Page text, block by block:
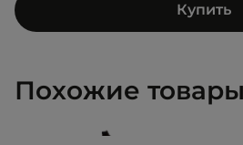
Купить
Похожие товары